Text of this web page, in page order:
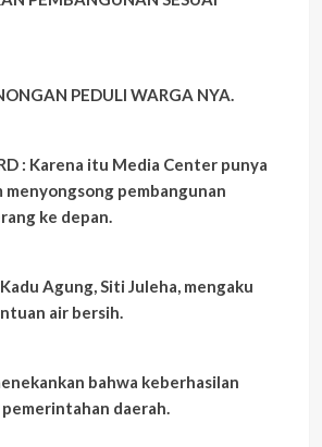
PEDULI WARGA NYA.
: Karena itu Media Center punya
menyongsong pembangunan
ke depan.
Agung, Siti Juleha, mengaku
air bersih.
bahwa keberhasilan
daerah.